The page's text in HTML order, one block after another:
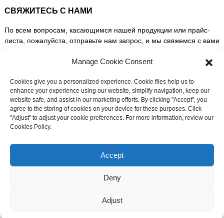
Пообщайтесь с нами прямо сейчас
СВЯЖИТЕСЬ С НАМИ
По всем вопросам, касающимся нашей продукции или прайс-
листа, пожалуйста, отправьте нам запрос, и мы свяжемся с вами
ЗАПРОСИТЬ ИНФОРМАЦИЮ СЕЙЧАС
СЛЕДИТЕ ЗА НАМИ В СОЦИАЛЬНЫХ СЕТЯХ
© Авторские права - 2010-2026: Все права защищены.
Ресурсы
Manage Cookie Consent
Cookies give you a personalized experience. Cookie files help us to
enhance your experience using our website, simplify navigation, keep our
website safe, and assist in our marketing efforts. By clicking "Accept", you
agree to the storing of cookies on your device for these purposes. Click
"Adjust" to adjust your cookie preferences. For more information, review our
Cookies Policy.
Accept
Deny
Adjust